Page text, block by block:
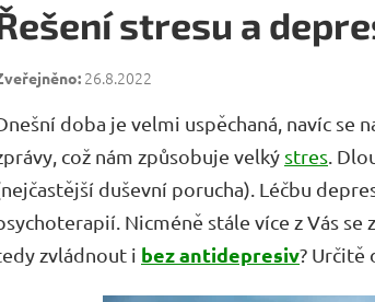
stresu a
26.8.2022
doba je velmi uspěchaná, navíc se
což nám způsobuje velký stres .
duševní porucha). Léčbu
Nicméně stále více z Vás se
zvládnout i bez antidepresiv? Určitě